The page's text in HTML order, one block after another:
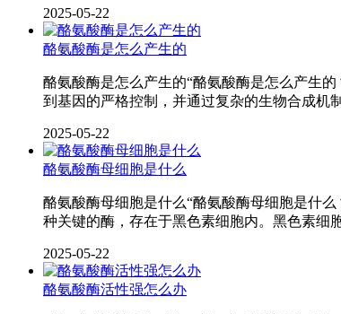
2025-05-22
酪氨酸酶是怎么产生的
酪氨酸酶是怎么产生的“酪氨酸酶是怎么产生
到基因的严格控制，并通过复杂的生物合成机
2025-05-22
酪氨酸酶母细胞是什么
酪氨酸酶母细胞是什么“酪氨酸酶母细胞是什
种关键的酶，存在于黑色素细胞内。黑色素细
2025-05-22
酪氨酸酶活性强怎么办